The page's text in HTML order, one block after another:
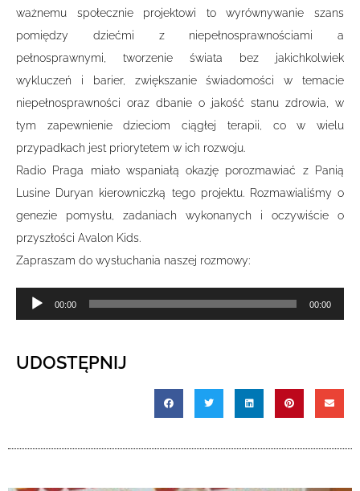
ważnemu społecznie projektowi to wyrównywanie szans
pomiędzy dziećmi z niepełnosprawnościami a
pełnosprawnymi, tworzenie świata bez jakichkolwiek
wykluczeń i barier, zwiększanie świadomości w temacie
niepełnosprawności oraz dbanie o jakość stanu zdrowia, w
tym zapewnienie dzieciom ciągłej terapii, co w wielu
przypadkach jest priorytetem w ich rozwoju.
Radio Praga miało wspaniałą okazję porozmawiać z Panią
Lusine Duryan kierowniczką tego projektu. Rozmawialiśmy o
genezie pomysłu, zadaniach wykonanych i oczywiście o
przyszłości Avalon Kids.
Zapraszam do wysłuchania naszej rozmowy:
Odtwarzacz
plików
00:00 00:00
UDOSTĘPNIJ